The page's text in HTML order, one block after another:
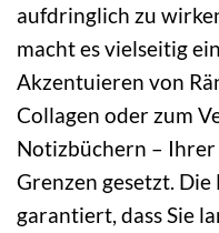
aufdringlich zu
macht es vielseitig
Akzentuieren von
Collagen oder zum
Notizbüchern – Ihrer
Grenzen gesetzt.
garantiert, dass Sie